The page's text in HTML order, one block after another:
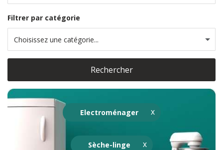
Electroménager
Sèche-linge
Filtrer par catégorie
Choisissez une catégorie...
Rechercher